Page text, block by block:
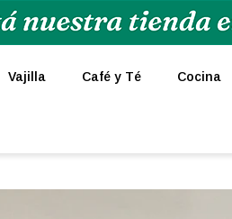
Vajilla Café y Té Cocina